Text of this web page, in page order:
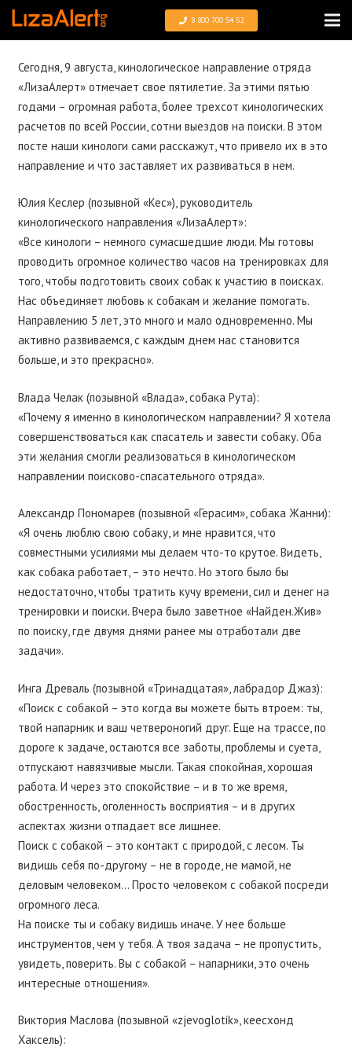
8 800 700 54 52
Сегодня, 9 августа, кинологическое направление отряда
«ЛизаАлерт» отмечает свое пятилетие. За этими пятью
годами – огромная работа, более трехсот кинологических
расчетов по всей России, сотни выездов на поиски. В этом
посте наши кинологи сами расскажут, что привело их в это
направление и что заставляет их развиваться в нем.
Юлия Кеслер (позывной «Кес»), руководитель
кинологического направления «ЛизаАлерт»:
«Все кинологи – немного сумасшедшие люди. Мы готовы
проводить огромное количество часов на тренировках для
того, чтобы подготовить своих собак к участию в поисках.
Нас объединяет любовь к собакам и желание помогать.
Направлению 5 лет, это много и мало одновременно. Мы
активно развиваемся, с каждым днем нас становится
больше, и это прекрасно».
Влада Челак (позывной «Влада», собака Рута):
«Почему я именно в кинологическом направлении? Я хотела
совершенствоваться как спасатель и завести собаку. Оба
эти желания смогли реализоваться в кинологическом
направлении поисково-спасательного отряда».
Александр Пономарев (позывной «Герасим», собака Жанни):
«Я очень люблю свою собаку, и мне нравится, что
совместными усилиями мы делаем что-то крутое. Видеть,
как собака работает, – это нечто. Но этого было бы
недостаточно, чтобы тратить кучу времени, сил и денег на
тренировки и поиски. Вчера было заветное «Найден.Жив»
по поиску, где двумя днями ранее мы отработали две
задачи».
Инга Древаль (позывной «Тринадцатая», лабрадор Джаз):
«Поиск с собакой – это когда вы можете быть втроем: ты,
твой напарник и ваш четвероногий друг. Еще на трассе, по
дороге к задаче, остаются все заботы, проблемы и суета,
отпускают навязчивые мысли. Такая спокойная, хорошая
работа. И через это спокойствие – и в то же время,
обостренность, оголенность восприятия – и в других
аспектах жизни отпадает все лишнее.
Поиск с собакой – это контакт с природой, с лесом. Ты
видишь себя по-другому – не в городе, не мамой, не
деловым человеком… Просто человеком с собакой посреди
огромного леса.
На поиске ты и собаку видишь иначе. У нее больше
инструментов, чем у тебя. А твоя задача – не пропустить,
увидеть, поверить. Вы с собакой – напарники, это очень
интересные отношения».
Виктория Маслова (позывной «zjevoglotik», кеесхонд
Хаксель):